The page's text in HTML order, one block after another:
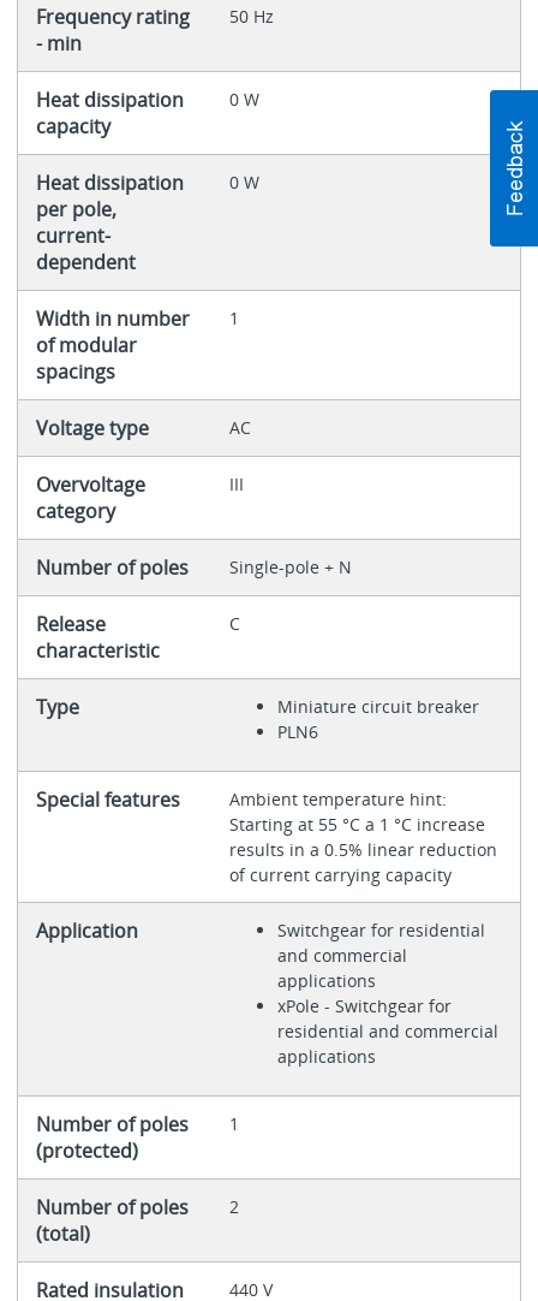
Frequency rating
- min
50 Hz
Heat dissipation
capacity
0 W
Heat dissipation
per pole,
current-
dependent
0 W
Width in number
of modular
spacings
1
Voltage type AC
Overvoltage
category
III
Number of poles Single-pole + N
Release
characteristic
C
Type
Miniature circuit breaker
PLN6
Special features
Ambient temperature hint:
Starting at 55 °C a 1 °C increase
results in a 0.5% linear reduction
of current carrying capacity
Application
Switchgear for residential
and commercial
applications
xPole - Switchgear for
residential and commercial
applications
Number of poles
(protected)
1
Number of poles
(total)
2
Rated insulation
440 V